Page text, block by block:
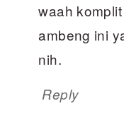
waah
ambeng ini
nih.
Reply